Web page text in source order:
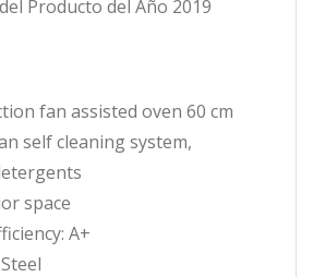
Producto del Año 2019
fan assisted oven 60 cm
self cleaning system,
space
A+